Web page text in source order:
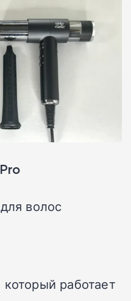
волос
работает